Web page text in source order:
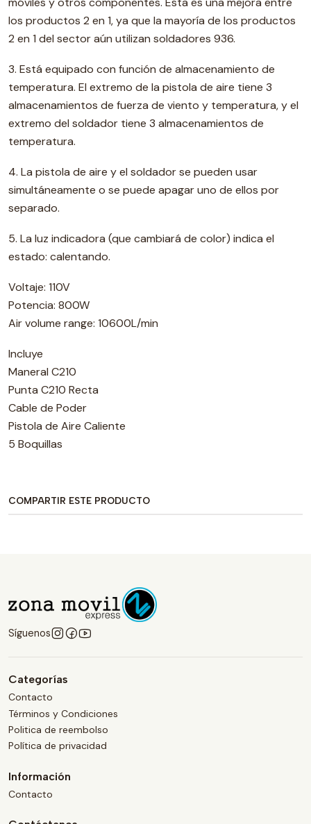
los productos 2 en 1, ya que la mayoría de los productos
2 en 1 del sector aún utilizan soldadores 936.
3. Está equipado con función de almacenamiento de
temperatura. El extremo de la pistola de aire tiene 3
almacenamientos de fuerza de viento y temperatura, y el
extremo del soldador tiene 3 almacenamientos de
temperatura.
4. La pistola de aire y el soldador se pueden usar
simultáneamente o se puede apagar uno de ellos por
separado.
5. La luz indicadora (que cambiará de color) indica el
estado: calentando.
Voltaje: 110V
Potencia: 800W
Air volume range: 10600L/min
Incluye
Maneral C210
Punta C210 Recta
Cable de Poder
Pistola de Aire Caliente
5 Boquillas
COMPARTIR ESTE PRODUCTO
Síguenos
Categorías
Contacto
Términos y Condiciones
Politica de reembolso
Política de privacidad
Información
Contacto